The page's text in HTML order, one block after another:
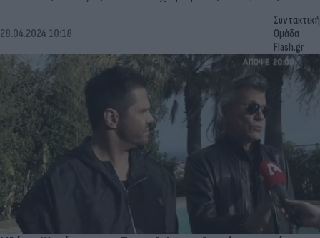
28.04.2024 10:18
Συντακτική
Ομάδα
Flash.gr